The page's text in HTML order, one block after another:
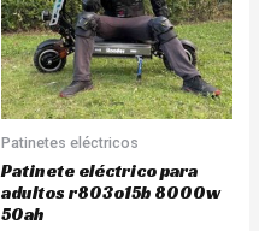
Patinetes eléctricos
Patinete eléctrico para
adultos r803o15b 8000w
50ah